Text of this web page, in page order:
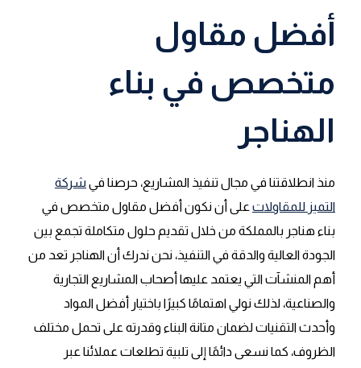
أفضل مقاول
متخصص في بناء
الهناجر
منذ انطلاقتنا في مجال تنفيذ المشاريع، حرصنا في شركة
التميز للمقاولاتعلى أن نكون أفضل مقاول متخصص في
بناء هناجر بالمملكة من خلال تقديم حلول متكاملة تجمع بين
الجودة العالية والدقة في التنفيذ، نحن ندرك أن الهناجر تعد من
أهم المنشآت التي يعتمد عليها أصحاب المشاريع التجارية
والصناعية، لذلك نولي اهتمامًا كبيرًا باختيار أفضل المواد
وأحدث التقنيات لضمان متانة البناء وقدرته على تحمل مختلف
الظروف، كما نسعى دائمًا إلى تلبية تطلعات عملائنا عبر